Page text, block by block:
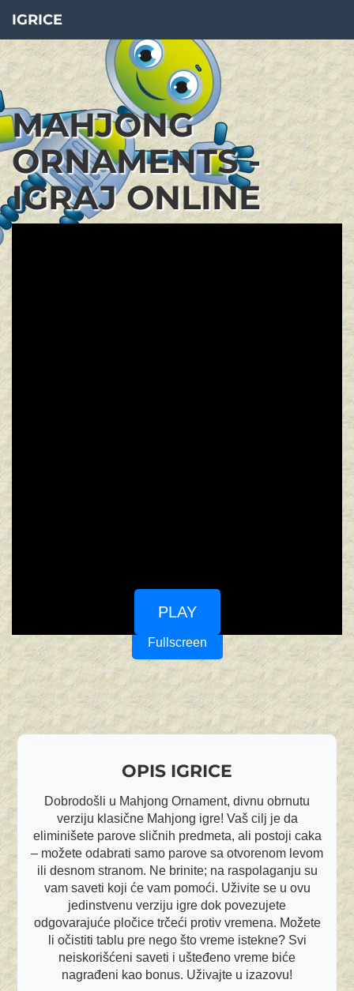
IGRICE
MAHJONG
ORNAMENTS -
IGRAJ ONLINE
PLAY
Fullscreen
OPIS IGRICE
Dobrodošli u Mahjong Ornament, divnu obrnutu
verziju klasične Mahjong igre! Vaš cilj je da
eliminišete parove sličnih predmeta, ali postoji caka
– možete odabrati samo parove sa otvorenom levom
ili desnom stranom. Ne brinite; na raspolaganju su
vam saveti koji će vam pomoći. Uživite se u ovu
jedinstvenu verziju igre dok povezujete
odgovarajuće pločice trčeći protiv vremena. Možete
li očistiti tablu pre nego što vreme istekne? Svi
neiskorišćeni saveti i ušteđeno vreme biće
nagrađeni kao bonus. Uživajte u izazovu!